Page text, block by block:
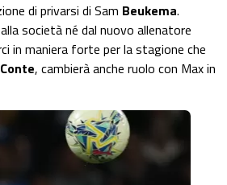
di privarsi di Sam Beukema.
società né dal nuovo allenatore
in maniera forte per la stagione che
Conte, cambierà anche ruolo con Max in